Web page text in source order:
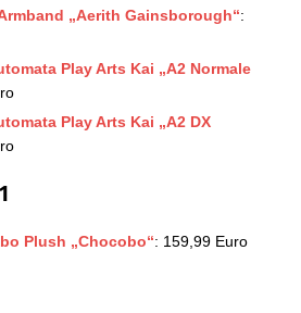
„Aerith Gainsborough“:
Play Arts Kai „A2 Normale
Play Arts Kai „A2 DX
Plush „Chocobo“: 159,99 Euro